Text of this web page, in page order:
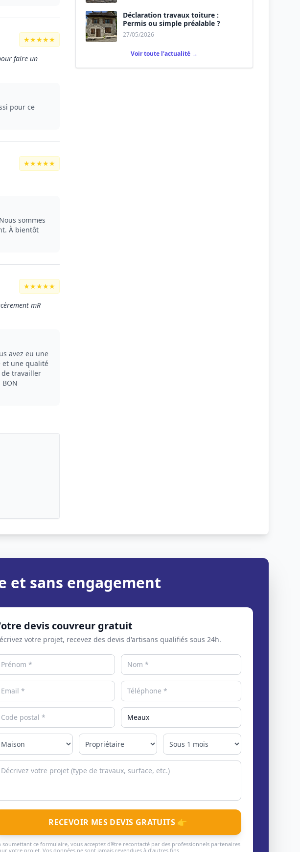
★★★★★
faire un
pour ce
★★★★★
sommes
À bientôt
★★★★★
mR
avez eu une
et une qualité
de travailler
Déclaration travaux toiture :
Permis ou simple préalable ?
27/05/2026
Voir toute l'actualité →
et sans engagement
devis couvreur gratuit
votre projet, recevez des devis d'artisans qualifiés sous 24h.
RECEVOIR MES DEVIS GRATUITS 👉
soumettant ce formulaire, vous acceptez d'être recontacté par des professionnels partenaires
votre projet. Vos données ne sont jamais revendues à d'autres fins.